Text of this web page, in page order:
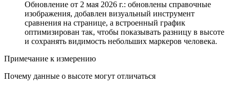
Обновление от 2 мая 2026 г.: обновлены справочные
изображения, добавлен визуальный инструмент
сравнения на странице, а встроенный график
оптимизирован так, чтобы показывать разницу в высоте
и сохранять видимость небольших маркеров человека.
Примечание к измерению
Почему данные о высоте могут отличаться